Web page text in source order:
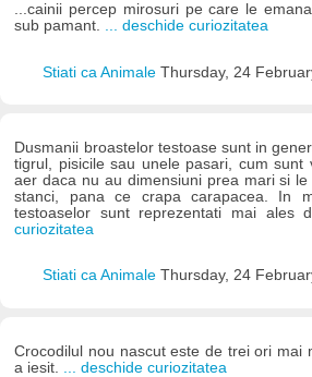
...cainii percep mirosuri pe care le
sub pamant. ... deschide curiozitatea
Stiati ca Animale Thursday, 24
Dusmanii broastelor testoase sunt in
tigrul, pisicile sau unele pasari, cum sunt
aer daca nu au dimensiuni prea mari si
stanci, pana ce crapa carapacea. In
testoaselor sunt reprezentati mai ales
curiozitatea
Stiati ca Animale Thursday, 24
Crocodilul nou nascut este de trei ori mai
a iesit.
... deschide curiozitatea